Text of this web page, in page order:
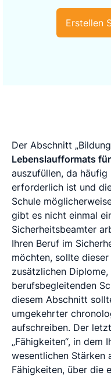
Erstellen
Der Abschnitt
Lebenslaufformats
auszufüllen, da
erforderlich ist und
Schule
gibt es nicht einmal
Sicherheitsbeamter
Ihren Beruf im
möchten, sollte
zusätzlichen
berufsbegleitenden
diesem Abschnitt
umgekehrter
aufschreiben. Der
„Fähigkeiten“, in dem
wesentlichen Stärken
Fähigkeiten, über die